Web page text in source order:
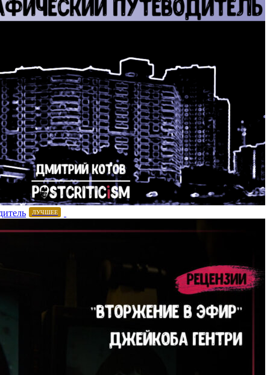
ЛУЧШЕЕ